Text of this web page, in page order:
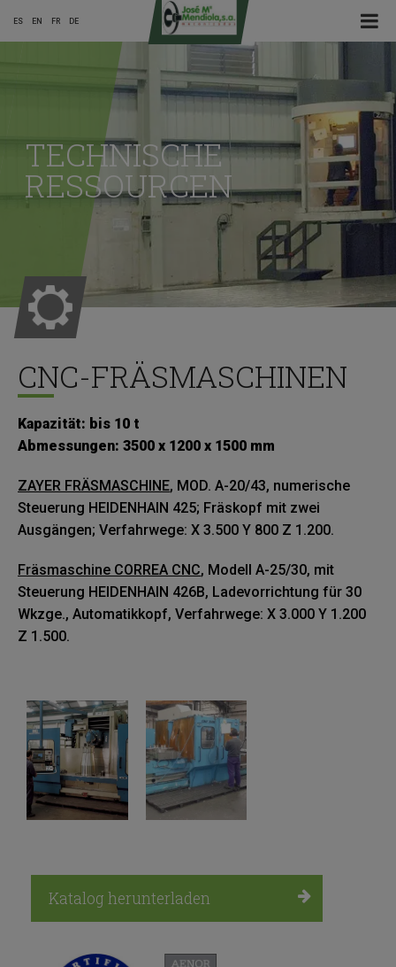
☰ Menu
ES EN FR DE
TECHNISCHE
RESSOURCEN
CNC-FRÄSMASCHINEN
Kapazität: bis 10 t
Abmessungen: 3500 x 1200 x 1500 mm
ZAYER FRÄSMASCHINE, MOD. A-20/43, numerische
Steuerung HEIDENHAIN 425; Fräskopf mit zwei
Ausgängen; Verfahrwege: X 3.500 Y 800 Z 1.200.
Fräsmaschine CORREA CNC, Modell A-25/30, mit
Steuerung HEIDENHAIN 426B, Ladevorrichtung für 30
Wkzge., Automatikkopf, Verfahrwege: X 3.000 Y 1.200
Z 1.500.
Katalog herunterladen